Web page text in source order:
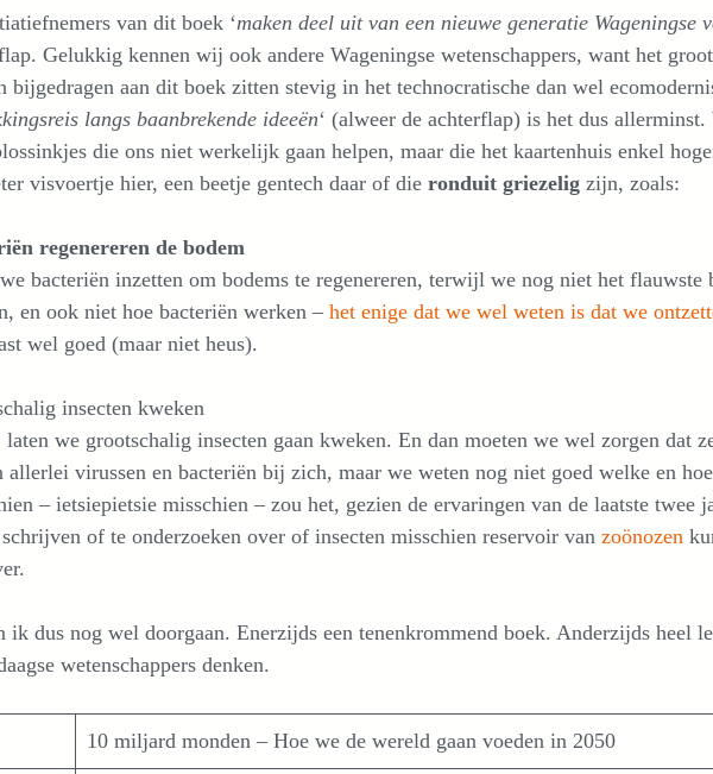
van dit boek ‘maken deel uit van een nieuwe generatie Wageningse
Gelukkig kennen wij ook andere Wageningse wetenschappers, want het
bijgedragen aan dit boek zitten stevig in het technocratische dan wel
langs baanbrekende ideeën‘ (alweer de achterflap) is het dus allerminst.
die ons niet werkelijk gaan helpen, maar die het kaartenhuis enkel
visvoertje hier, een beetje gentech daar of die ronduit griezelig zijn, zoals:
regenereren de bodem
bacteriën inzetten om bodems te regenereren, terwijl we nog niet het flauwste
en ook niet hoe bacteriën werken – het enige dat we wel weten is dat we
wel goed (maar niet heus).
insecten kweken
we grootschalig insecten gaan kweken. En dan moeten we wel zorgen dat
allerlei virussen en bacteriën bij zich, maar we weten nog niet goed welke en
– ietsiepietsie misschien – zou het, gezien de ervaringen van de laatste twee
of te onderzoeken over of insecten misschien reservoir van zoönozen
ik dus nog wel doorgaan. Enerzijds een tenenkrommend boek. Anderzijds heel
wetenschappers denken.
10 miljard monden – Hoe we de wereld gaan voeden in 2050